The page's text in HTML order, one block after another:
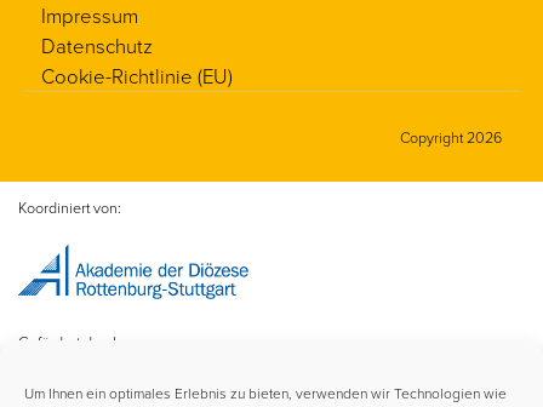
Um Ihnen ein optimales Erlebnis zu bieten, verwenden wir Technologien wie
Impressum
Datenschutz
Cookie-Richtlinie (EU)
Copyright 2026
Koordiniert von:
Gefördert durch: